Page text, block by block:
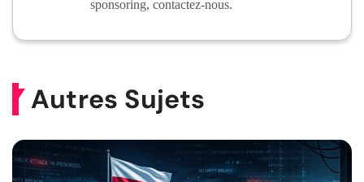
sponsoring, contactez-nous.
Autres Sujets